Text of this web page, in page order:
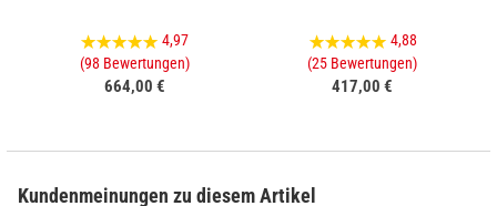
4,97
(98 Bewertungen)
664,00 €
4,88
(25 Bewertungen)
417,00 €
Kundenmeinungen zu diesem Artikel